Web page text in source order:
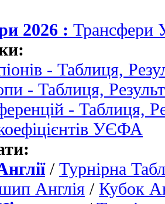
2026 : Трансфери
- Таблиця,
- Таблиця,
- Таблиця,
УЄФА
/ Турнірна
Англія / Кубок